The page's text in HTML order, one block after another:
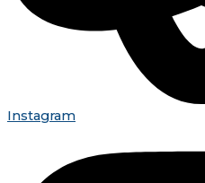
Instagram